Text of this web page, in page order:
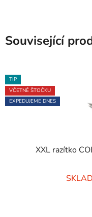
Související
TIP
VČETNĚ ŠTOČKU
EXPEDUJEME DNES
XXL razítko